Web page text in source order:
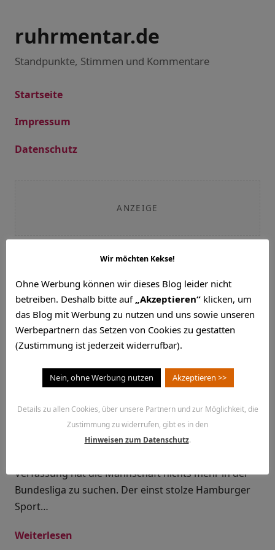
ruhrmentar.de
Standpunkte, Stimmen und Kommentare
Startseite
Impressum
Datenschutz
ANZEIGE
Schlagwort:Ola John
HSV oder wie ein Dino ums
Aussterben kämpft bettelt
Ich kann es nicht mehr sehen. Die Leistung der HSV-
Verfassung hat die Mannschaft nichts mehr in der
Bundesliga zu suchen. Der einst stolze Hamburger
Sport…
Weiterlesen
Wir möchten Kekse!
Ohne Werbung können wir dieses Blog leider nicht
betreiben. Deshalb bitte auf „Akzeptieren“ klicken, um
das Blog mit Werbung zu nutzen und uns sowie unseren
Werbepartnern das Setzen von Cookies zu gestatten
(Zustimmung ist jederzeit widerrufbar).
Nein, ohne Werbung nutzen Akzeptieren >>
Details zu allen Cookies, über unsere Partnern und zur Möglichkeit, die
Zustimmung zu widerrufen, gibt es in den
Hinweisen zum Datenschutz.